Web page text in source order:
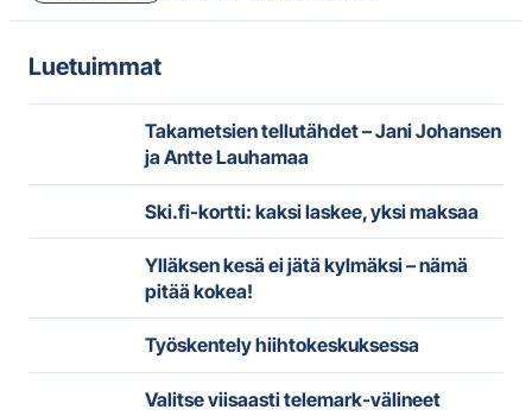
Luetuimmat
Takametsien tellutähdet – Jani Johansen
ja Antte Lauhamaa
Ski.fi-kortti: kaksi laskee, yksi maksaa
Ylläksen kesä ei jätä kylmäksi – nämä
pitää kokea!
Työskentely hiihtokeskuksessa
Valitse viisaasti telemark-välineet